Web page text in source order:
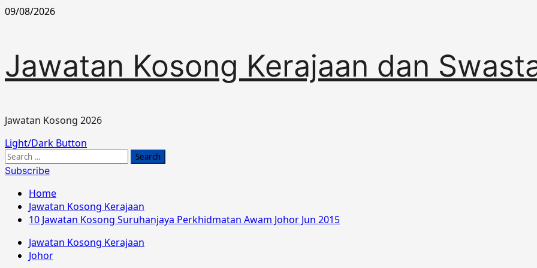
Skip
09/08/2026
Jawatan Kosong Kerajaan dan
Jawatan Kosong 2026
Primary
Menu
Light/Dark Button
Search
for:
Subscribe
Home
Jawatan Kosong Kerajaan
10 Jawatan Kosong Suruhanjaya Perkhidmatan Awam Johor Jun 2015
Jawatan Kosong Kerajaan
Johor